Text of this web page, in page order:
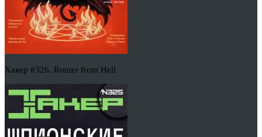
Хакер #326. Router from Hell